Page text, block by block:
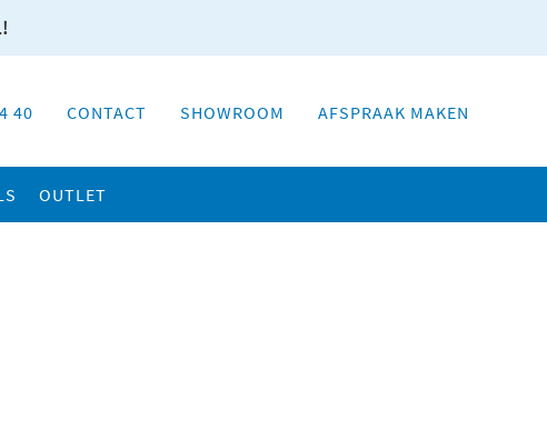
40 CONTACT SHOWROOM AFSPRAAK MAKEN
OUTLET